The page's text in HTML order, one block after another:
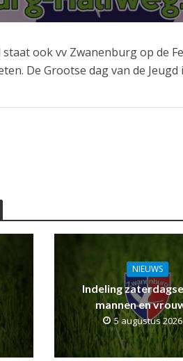
ook vv Zwanenburg op de
De Grootse dag van de
NIEUWS
Indeling
mannen en
5 augustus 2026